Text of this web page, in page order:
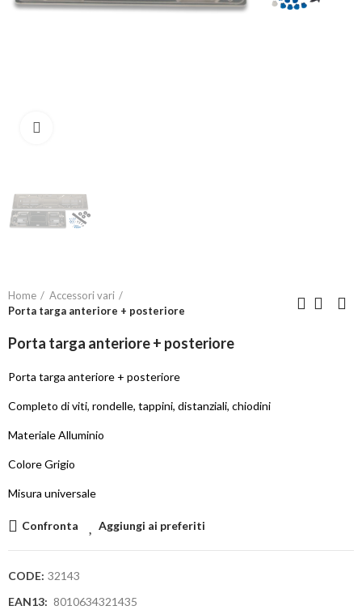
Home
Accessori vari
Porta targa anteriore + posteriore
Porta targa anteriore + posteriore
Porta targa anteriore + posteriore
Completo di viti, rondelle, tappini, distanziali, chiodini
Materiale Alluminio
Colore Grigio
Misura universale
Confronta Aggiungi ai preferiti
CODE: 32143
EAN13: 8010634321435